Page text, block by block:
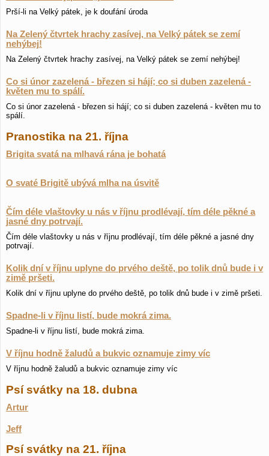
Prší-li na Velký pátek, je k doufání úroda
Na Zelený čtvrtek hrachy zasívej, na Velký pátek se zemí
nehýbej!
Na Zelený čtvrtek hrachy zasívej, na Velký pátek se zemí nehýbej!
Co si únor zazelená - březen si hájí; co si duben zazelená -
květen mu to spálí.
Co si únor zazelená - březen si hájí; co si duben zazelená - květen mu to
spálí.
Pranostika na 21. října
Brigita svatá na mlhavá rána je bohatá
O svaté Brigitě ubývá mlha na úsvitě
Čím déle vlaštovky u nás v říjnu prodlévají, tím déle pěkné a
jasné dny potrvají.
Čím déle vlaštovky u nás v říjnu prodlévají, tím déle pěkné a jasné dny
potrvají.
Kolik dní v říjnu uplyne do prvého deště, po tolik dnů bude i v
zimě pršeti.
Kolik dní v říjnu uplyne do prvého deště, po tolik dnů bude i v zimě pršeti.
Spadne-li v říjnu listí, bude mokrá zima.
Spadne-li v říjnu listí, bude mokrá zima.
V říjnu hodně žaludů a bukvic oznamuje zimy víc
V říjnu hodně žaludů a bukvic oznamuje zimy víc
Psí svátky na 18. dubna
Artur
Jeff
Psí svátky na 21. října